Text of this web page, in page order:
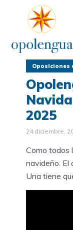
Oposiciones
2025
24 diciembre,
Como todos
navideño. El
Una tiene